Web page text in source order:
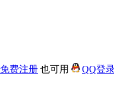
免费注册 也可用 QQ登